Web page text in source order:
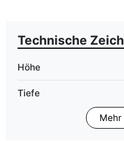
Technische
Höhe
Tiefe
Mehr